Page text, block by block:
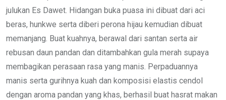
julukan Es Dawet. Hidangan buka puasa ini dibuat dari aci
beras, hunkwe serta diberi perona hijau kemudian dibuat
memanjang. Buat kuahnya, berawal dari santan serta air
rebusan daun pandan dan ditambahkan gula merah supaya
membagikan perasaan rasa yang manis. Perpaduannya
manis serta gurihnya kuah dan komposisi elastis cendol
dengan aroma pandan yang khas, berhasil buat hasrat makan